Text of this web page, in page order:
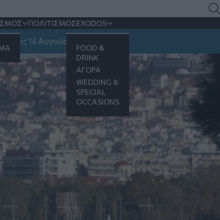
ΠΟΛΙΤΙΣΜΟΣEXODOS
FOOD &
DRINK
ΑΓΟΡΑ
WEDDING &
SPECIAL
OCCASIONS
Αυγούστου